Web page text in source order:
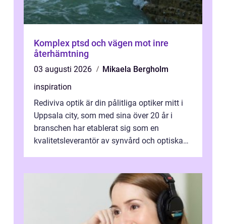
Komplex ptsd och vägen mot inre
återhämtning
03 augusti 2026
Mikaela Bergholm
inspiration
Rediviva optik är din pålitliga optiker mitt i
Uppsala city, som med sina över 20 år i
branschen har etablerat sig som en
kvalitetsleverantör av synvård och optiska